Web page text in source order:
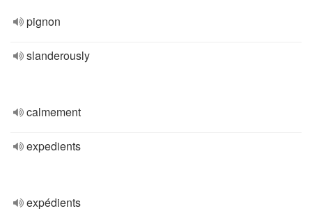
pignon
slanderously
calmement
expedients
expédients